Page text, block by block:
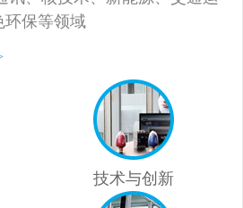
环保等领域
技术与创新